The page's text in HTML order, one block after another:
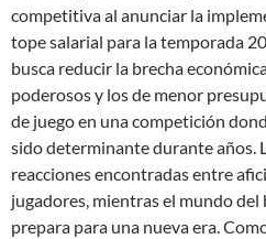
competitiva al anunciar la
tope salarial para la temporada
busca reducir la brecha
poderosos y los de menor
de juego en una competición
sido determinante durante años.
reacciones encontradas entre
jugadores, mientras el mundo
prepara para una nueva era.